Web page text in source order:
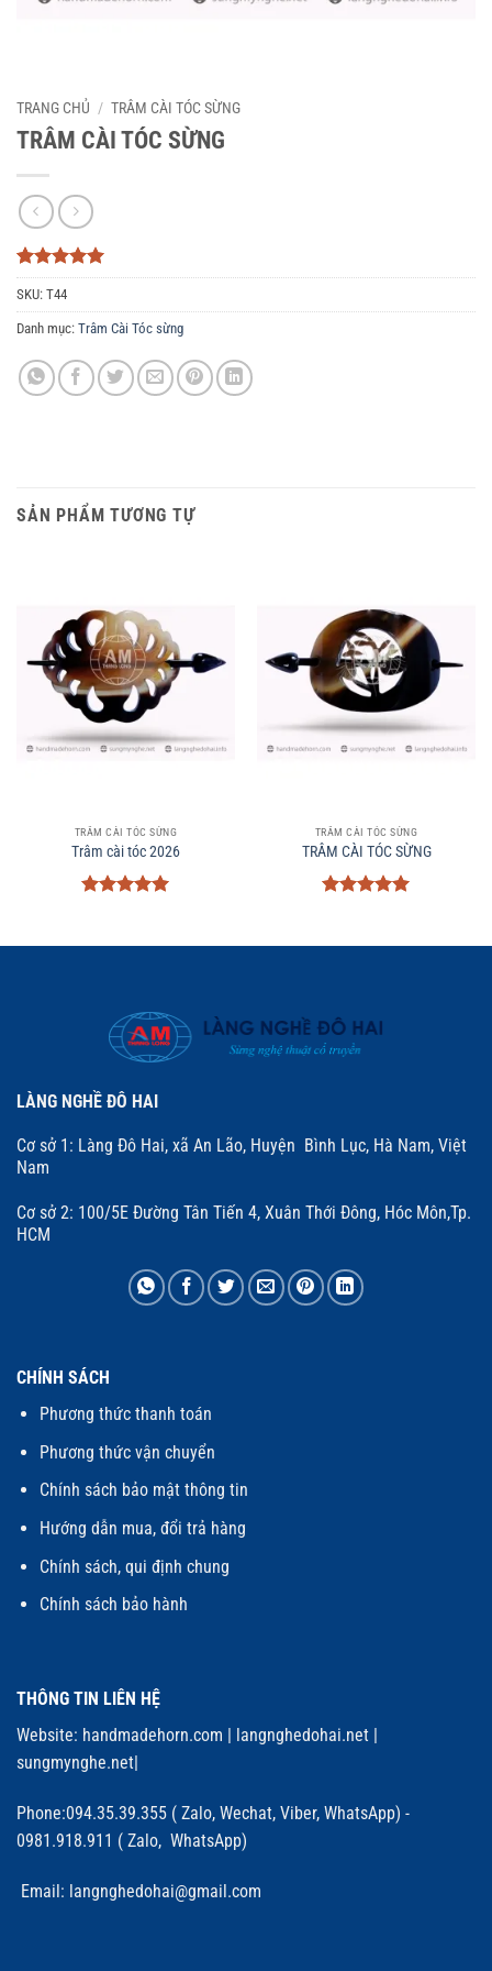
TRANG CHỦ / TRÂM CÀI TÓC SỪNG
TRÂM CÀI TÓC SỪNG
5trên 5
dựa trên
3
đánh giá
SKU: T44
Danh mục: Trâm Cài Tóc sừng
SẢN PHẨM TƯƠNG TỰ
TRÂM CÀI TÓC SỪNG
Trâm cài tóc 2026
sao
TRÂM CÀI TÓC SỪNG
TRÂM CÀI TÓC SỪNG
sao
LÀNG NGHỀ ĐÔ HAI
Cơ sở 1: Làng Đô Hai, xã An Lão, Huyện Bình Lục, Hà Nam, Việt
Nam
Cơ sở 2: 100/5E Đường Tân Tiến 4, Xuân Thới Đông, Hóc Môn,Tp.
HCM
CHÍNH SÁCH
Phương thức thanh toán
Phương thức vận chuyển
Chính sách bảo mật thông tin
Hướng dẫn mua, đổi trả hàng
Chính sách, qui định chung
Chính sách bảo hành
THÔNG TIN LIÊN HỆ
Website: handmadehorn.com | langnghedohai.net |
sungmynghe.net|
Phone:094.35.39.355 ( Zalo, Wechat, Viber, WhatsApp) -
0981.918.911 ( Zalo, WhatsApp)
Email: langnghedohai@gmail.com